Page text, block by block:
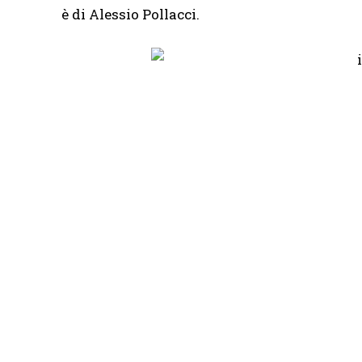
è di Alessio Pollacci.